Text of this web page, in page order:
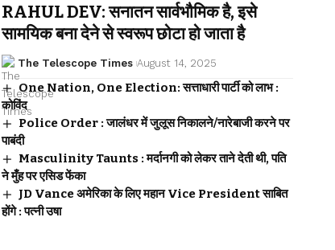
RAHUL DEV: सनातन सार्वभौमिक है, इसे
सामयिक बना देने से स्वरूप छोटा हो जाता है
The Telescope Times August 14, 2025
One Nation, One Election: सत्ताधारी पार्टी को लाभ :
कोविंद
Police Order : जालंधर में जुलूस निकालने/नारेबाजी करने पर
पाबंदी
Masculinity Taunts : मर्दानगी को लेकर ताने देती थी, पति
ने मुँह पर एसिड फेंका
JD Vance अमेरिका के लिए महान Vice President साबित
होंगे : पत्नी उषा